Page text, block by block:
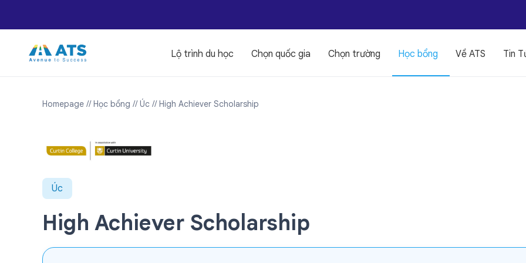
Lộ trình du học Chọn quốc gia Chọn trường Học bổng Về ATS Tin
Homepage // Học bổng // Úc // High Achiever Scholarship
Úc
High Achiever Scholarship